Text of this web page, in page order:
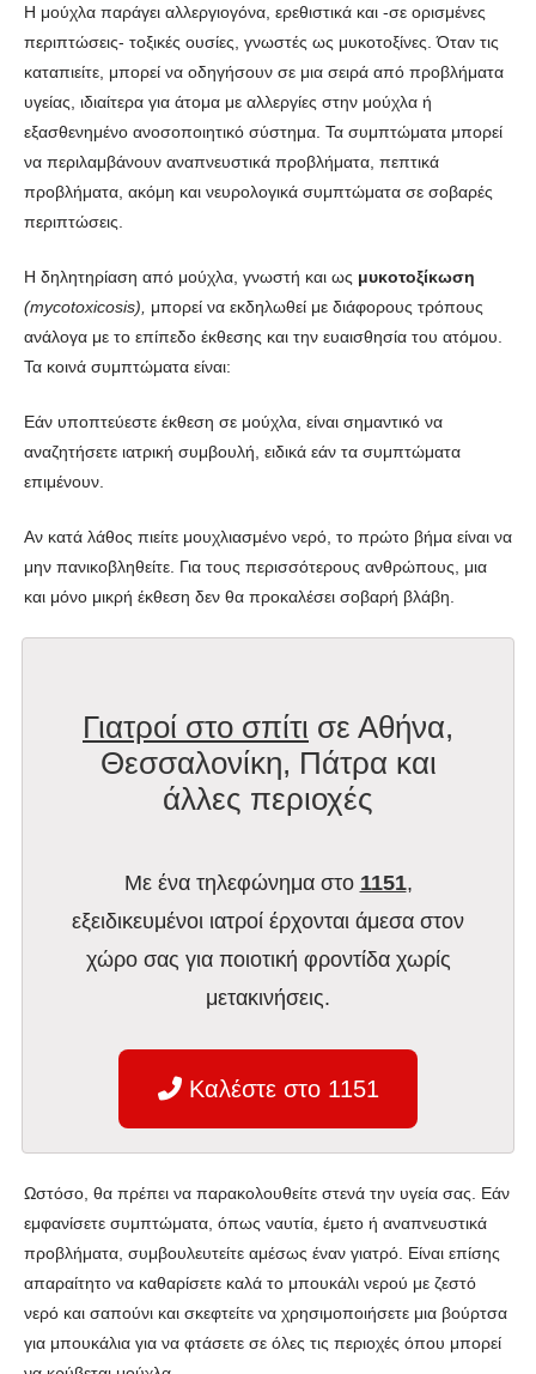
Η μούχλα παράγει αλλεργιογόνα, ερεθιστικά και -σε ορισμένες
περιπτώσεις- τοξικές ουσίες, γνωστές ως μυκοτοξίνες. Όταν τις
καταπιείτε, μπορεί να οδηγήσουν σε μια σειρά από προβλήματα
υγείας, ιδιαίτερα για άτομα με αλλεργίες στην μούχλα ή
εξασθενημένο ανοσοποιητικό σύστημα. Τα συμπτώματα μπορεί
να περιλαμβάνουν αναπνευστικά προβλήματα, πεπτικά
προβλήματα, ακόμη και νευρολογικά συμπτώματα σε σοβαρές
περιπτώσεις.
Η δηλητηρίαση από μούχλα, γνωστή και ως μυκοτοξίκωση
(mycotoxicosis),
μπορεί να εκδηλωθεί με διάφορους τρόπους
ανάλογα με το επίπεδο έκθεσης και την ευαισθησία του ατόμου.
Τα κοινά συμπτώματα είναι:
Εάν υποπτεύεστε έκθεση σε μούχλα, είναι σημαντικό να
αναζητήσετε ιατρική συμβουλή, ειδικά εάν τα συμπτώματα
επιμένουν.
Αν κατά λάθος πιείτε μουχλιασμένο νερό, το πρώτο βήμα είναι να
μην πανικοβληθείτε. Για τους περισσότερους ανθρώπους, μια
και μόνο μικρή έκθεση δεν θα προκαλέσει σοβαρή βλάβη.
Γιατροί στο σπίτι σε Αθήνα,
Θεσσαλονίκη, Πάτρα και
άλλες περιοχές
Με ένα τηλεφώνημα στο 1151,
εξειδικευμένοι ιατροί έρχονται άμεσα στον
χώρο σας για ποιοτική φροντίδα χωρίς
μετακινήσεις.
Καλέστε στο 1151
Ωστόσο, θα πρέπει να παρακολουθείτε στενά την υγεία σας. Εάν
εμφανίσετε συμπτώματα, όπως ναυτία, έμετο ή αναπνευστικά
προβλήματα, συμβουλευτείτε αμέσως έναν γιατρό. Είναι επίσης
απαραίτητο να καθαρίσετε καλά το μπουκάλι νερού με ζεστό
νερό και σαπούνι και σκεφτείτε να χρησιμοποιήσετε μια βούρτσα
για μπουκάλια για να φτάσετε σε όλες τις περιοχές όπου μπορεί